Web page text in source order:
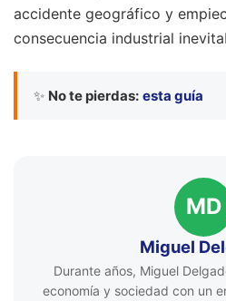
accidente geográfico y
consecuencia industrial
✨ No te pierdas: esta guía
MD
Miguel
Durante años, Miguel
economía y sociedad con un